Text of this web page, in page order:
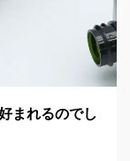
まれるのでし